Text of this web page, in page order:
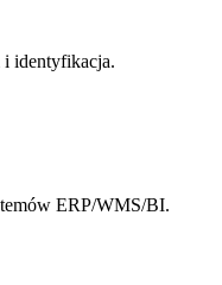
identyfikacja.
ERP/WMS/BI.